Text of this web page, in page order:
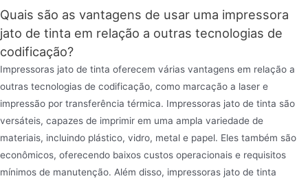
Quais são as vantagens de usar uma impressora
jato de tinta em relação a outras tecnologias de
codificação?
Impressoras jato de tinta oferecem várias vantagens em relação a
outras tecnologias de codificação, como marcação a laser e
impressão por transferência térmica. Impressoras jato de tinta são
versáteis, capazes de imprimir em uma ampla variedade de
materiais, incluindo plástico, vidro, metal e papel. Eles também são
econômicos, oferecendo baixos custos operacionais e requisitos
mínimos de manutenção. Além disso, impressoras jato de tinta